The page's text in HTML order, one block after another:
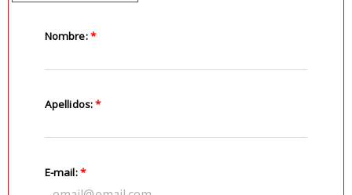
Nombre:*
Apellidos:*
E-mail:*